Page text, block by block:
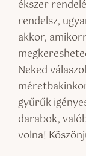
ékszer
rendelsz,
akkor,
Neked
gyűrűk
darabok,
volna!